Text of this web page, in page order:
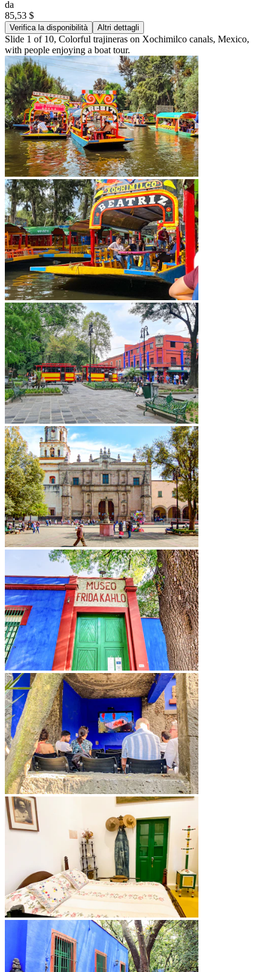
da
85,53 $
Verifica la disponibilità Altri dettagli
Slide 1 of 10, Colorful trajineras on Xochimilco canals, Mexico,
with people enjoying a boat tour.